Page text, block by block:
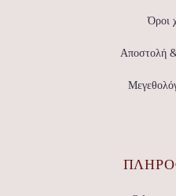
Όροι
Αποστολή